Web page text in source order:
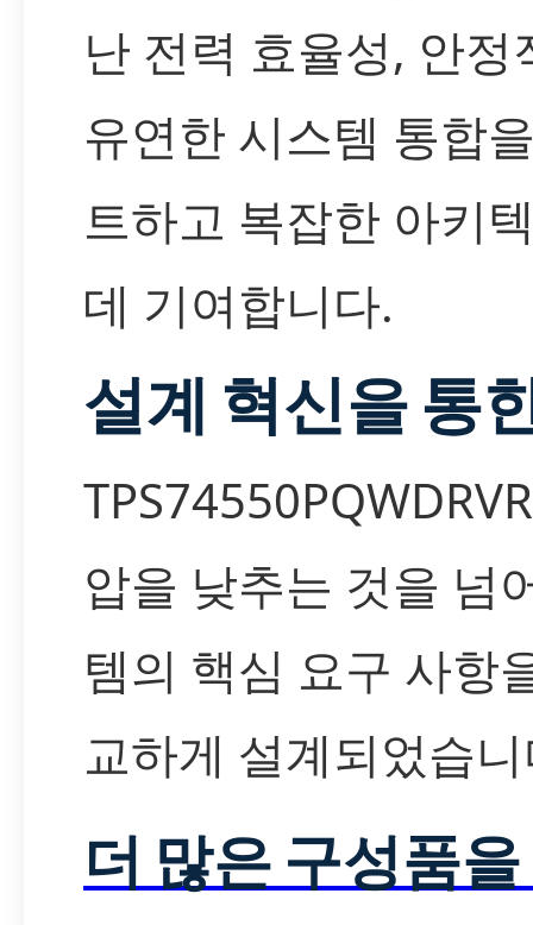
난 전력 효율성, 안
유연한 시스템 통합
트하고 복잡한 아키
데 기여합니다.
설계 혁신을 통
압을 낮추는 것을 넘
템의 핵심 요구 사항
교하게 설계되었습
더 많은 구성품